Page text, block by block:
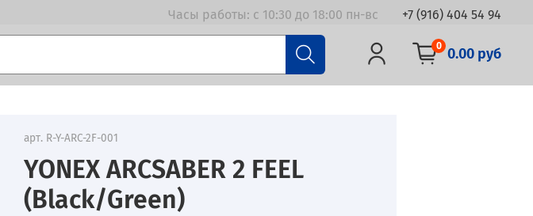
Часы работы: с 10:30 до 18:00 пн-вс +7 (916) 404 54 94
0 0.00 руб
арт. R-Y-ARC-2F-001
YONEX ARCSABER 2 FEEL
(Black/Green)